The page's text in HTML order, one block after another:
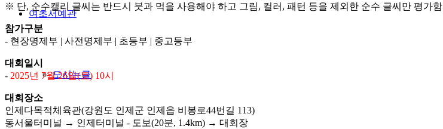
여초서예관
모시는글
※ 단, 순수캘리 글씨는 반드시 붓과 먹을 사용해야 하고 그림, 컬러, 패턴 등을 제외한 순수 글씨만 평가함
참가구분
- 현장명제부 | 사전명제부 | 초등부 | 중고등부
대회일시
- 2025년 7월 26일(토) 10시
대회장소
인제다목적체육관(강원도 인제군 인제읍 비봉로44번길 113)
동서울터미널 → 인제터미널 - 도보(20분, 1.4km) → 대회장